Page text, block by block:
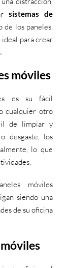
sistemas de
los paneles,
ideal para crear
móviles
es su fácil
cualquier otro
de limpiar y
desgaste, los
lo que
móviles
siendo una
de su oficina